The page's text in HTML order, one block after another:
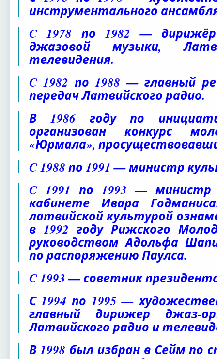
инструментального
C 1978 по 1982 —
джазовой музыки,
телевидения.
C 1982 по 1988 — главный
передач Латвийского радио.
В 1986 году по
организован конкурс
«Юрмала»,
C 1988 по 1991 — министр
C 1991 по 1993 —
кабинете Ивара
латвийской культурой
в 1992 году Рижского
руководством Адольфа
по распоряжению Паулса.
C 1993 — советник
С 1994 по 1995 —
главный дирижер джаз-
Латвийского радио и
В 1998 был избран в Сейм по